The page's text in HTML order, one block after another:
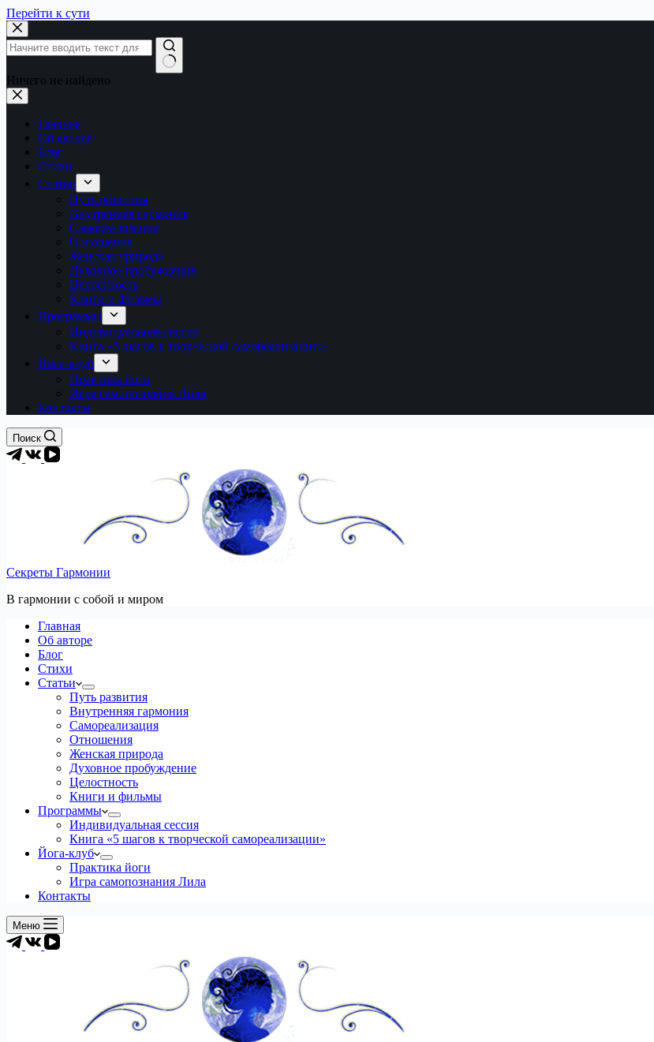
Перейти к сути
Ничего не найдено
Главная
Об авторе
Блог
Стихи
Статьи
Путь развития
Внутренняя гармония
Самореализация
Отношения
Женская природа
Духовное пробуждение
Целостность
Книги и фильмы
Программы
Индивидуальная сессия
Книга «5 шагов к творческой самореализации»
Йога-клуб
Практика йоги
Игра самопознания Лила
Контакты
Поиск
Секреты Гармонии
В гармонии c собой и миром
Главная
Об авторе
Блог
Стихи
Статьи
Путь развития
Внутренняя гармония
Самореализация
Отношения
Женская природа
Духовное пробуждение
Целостность
Книги и фильмы
Программы
Индивидуальная сессия
Книга «5 шагов к творческой самореализации»
Йога-клуб
Практика йоги
Игра самопознания Лила
Контакты
Меню